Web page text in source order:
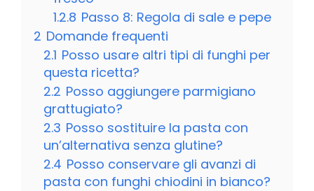
1.2.8 Passo 8: Regola di sale e pepe
2 Domande frequenti
2.1 Posso usare altri tipi di funghi per
questa ricetta?
2.2 Posso aggiungere parmigiano
grattugiato?
2.3 Posso sostituire la pasta con
un’alternativa senza glutine?
2.4 Posso conservare gli avanzi di
pasta con funghi chiodini in bianco?